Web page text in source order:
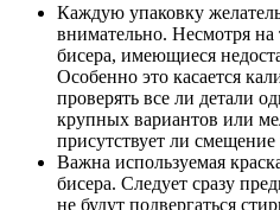
Каждую упаковку
внимательно. Несмотря
бисера, имеющиеся
Особенно это касается
проверять все ли детали
крупных вариантов или
присутствует ли
Важна используемая
бисера. Следует сразу
не будут подвергаться